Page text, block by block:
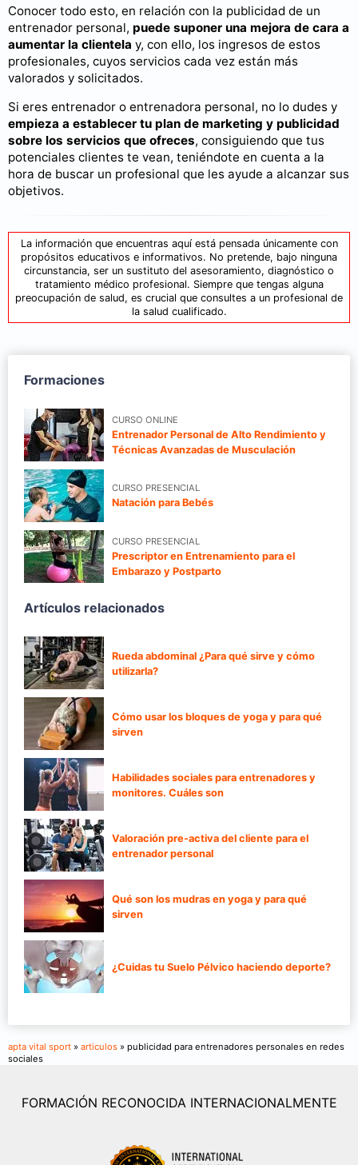
Conocer todo esto, en relación con la publicidad de un
entrenador personal, puede suponer una mejora de cara a
aumentar la clientela y, con ello, los ingresos de estos
profesionales, cuyos servicios cada vez están más
valorados y solicitados.
Si eres entrenador o entrenadora personal, no lo dudes y
empieza a establecer tu plan de marketing y publicidad
sobre los servicios que ofreces, consiguiendo que tus
potenciales clientes te vean, teniéndote en cuenta a la
hora de buscar un profesional que les ayude a alcanzar sus
objetivos.
La información que encuentras aquí está pensada únicamente con
propósitos educativos e informativos. No pretende, bajo ninguna
circunstancia, ser un sustituto del asesoramiento, diagnóstico o
tratamiento médico profesional. Siempre que tengas alguna
preocupación de salud, es crucial que consultes a un profesional de
la salud cualificado.
Formaciones
CURSO ONLINE
Entrenador Personal de Alto Rendimiento y
Técnicas Avanzadas de Musculación
CURSO PRESENCIAL
Natación para Bebés
CURSO PRESENCIAL
Prescriptor en Entrenamiento para el
Embarazo y Postparto
Artículos relacionados
Rueda abdominal ¿Para qué sirve y cómo
utilizarla?
Cómo usar los bloques de yoga y para qué
sirven
Habilidades sociales para entrenadores y
monitores. Cuáles son
Valoración pre-activa del cliente para el
entrenador personal
Qué son los mudras en yoga y para qué
sirven
¿Cuidas tu Suelo Pélvico haciendo deporte?
apta vital sport » articulos » publicidad para entrenadores personales en redes
sociales
FORMACIÓN RECONOCIDA INTERNACIONALMENTE